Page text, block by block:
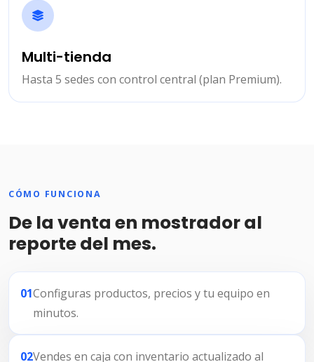
Multi-tienda
Hasta 5 sedes con control central (plan Premium).
CÓMO FUNCIONA
De la venta en mostrador al
reporte del mes.
01Configuras productos, precios y tu equipo en
minutos.
02Vendes en caja con inventario actualizado al